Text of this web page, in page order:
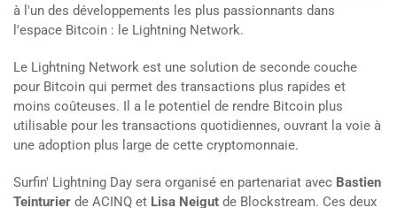
à l'un des développements les plus passionnants dans
l'espace Bitcoin : le Lightning Network.
Le Lightning Network est une solution de seconde couche
pour Bitcoin qui permet des transactions plus rapides et
moins coûteuses. Il a le potentiel de rendre Bitcoin plus
utilisable pour les transactions quotidiennes, ouvrant la voie à
une adoption plus large de cette cryptomonnaie.
Surfin' Lightning Day sera organisé en partenariat avec Bastien
Teinturier de ACINQ et Lisa Neigut de Blockstream. Ces deux